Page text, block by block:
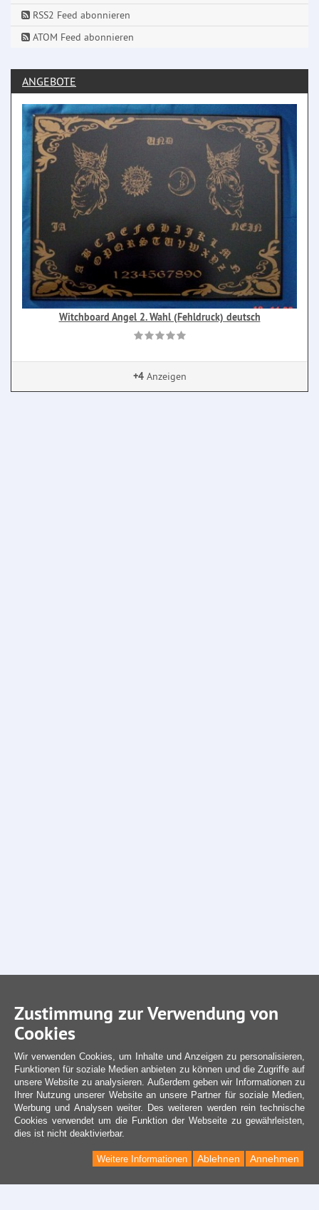
RSS2 Feed abonnieren
ATOM Feed abonnieren
ANGEBOTE
Witchboard Angel 2. Wahl (Fehldruck) deutsch
+4Anzeigen
Zustimmung zur Verwendung von
Cookies
Wir verwenden Cookies, um Inhalte und Anzeigen zu personalisieren,
Funktionen für soziale Medien anbieten zu können und die Zugriffe auf
unsere Website zu analysieren. Außerdem geben wir Informationen zu
Ihrer Nutzung unserer Website an unsere Partner für soziale Medien,
Werbung und Analysen weiter. Des weiteren werden rein technische
Cookies verwendet um die Funktion der Webseite zu gewährleisten,
dies ist nicht deaktivierbar.
Annehmen
Ablehnen
Weitere Informationen